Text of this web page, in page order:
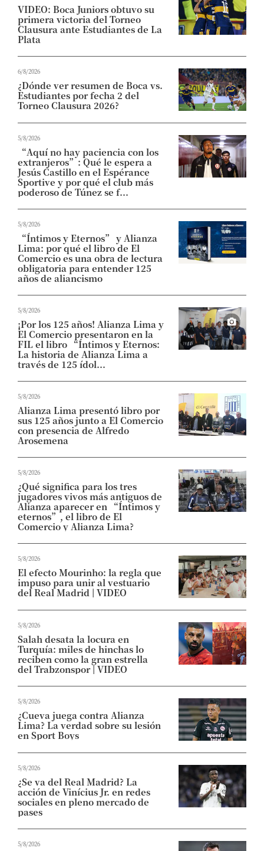
VIDEO: Boca Juniors obtuvo su
primera victoria del Torneo
Clausura ante Estudiantes de La
Plata
6/8/2026
¿Dónde ver resumen de Boca vs.
Estudiantes por fecha 2 del
Torneo Clausura 2026?
5/8/2026
“Aquí no hay paciencia con los
extranjeros”: Qué le espera a
Jesús Castillo en el Espérance
Sportive y por qué el club más
poderoso de Túnez se f...
5/8/2026
“Íntimos y Eternos” y Alianza
Lima: por qué el libro de El
Comercio es una obra de lectura
obligatoria para entender 125
años de aliancismo
5/8/2026
¡Por los 125 años! Alianza Lima y
El Comercio presentaron en la
FIL el libro “Íntimos y Eternos:
La historia de Alianza Lima a
través de 125 ídol...
5/8/2026
Alianza Lima presentó libro por
sus 125 años junto a El Comercio
con presencia de Alfredo
Arosemena
5/8/2026
¿Qué significa para los tres
jugadores vivos más antiguos de
Alianza aparecer en “Íntimos y
eternos”, el libro de El
Comercio y Alianza Lima?
5/8/2026
El efecto Mourinho: la regla que
impuso para unir al vestuario
del Real Madrid | VIDEO
5/8/2026
Salah desata la locura en
Turquía: miles de hinchas lo
reciben como la gran estrella
del Trabzonspor | VIDEO
5/8/2026
¿Cueva juega contra Alianza
Lima? La verdad sobre su lesión
en Sport Boys
5/8/2026
¿Se va del Real Madrid? La
acción de Vinícius Jr. en redes
sociales en pleno mercado de
pases
5/8/2026